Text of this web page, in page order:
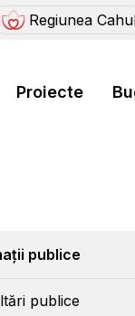
Regiunea
Proiecte
publice
publice